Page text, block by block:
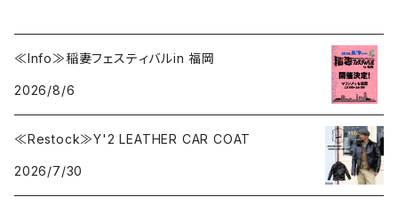
≪Info≫稲妻フェスティバルin 福岡
2026/8/6
≪Restock≫Y'2 LEATHER CAR COAT
2026/7/30